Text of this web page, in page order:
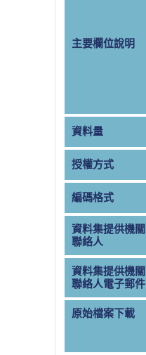
主要欄位說明
資料量
授權方式
編碼格式
資料集提供機關
聯絡人
資料集提供機關
聯絡人電子郵件
原始檔案下載